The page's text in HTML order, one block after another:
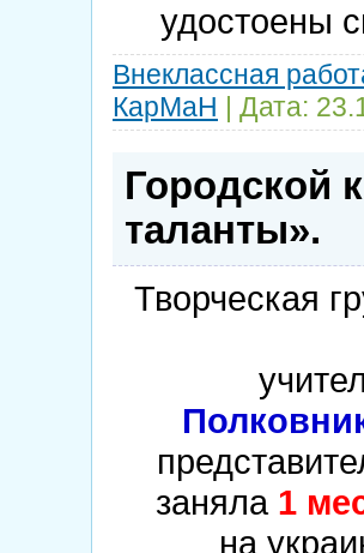
удостоены
Внеклассная
КарМаН | Дата:
Городской
таланты».
Творческая
заняла 1
на